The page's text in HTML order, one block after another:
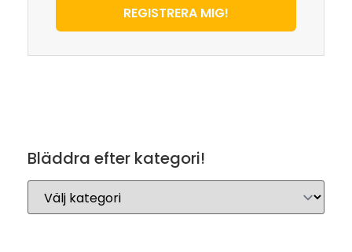
REGISTRERA MIG!
Bläddra efter kategori!